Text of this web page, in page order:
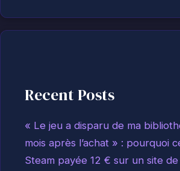
Recent Posts
« Le jeu a disparu de ma
mois après l’achat » : pourquoi
Steam payée 12 € sur un site de